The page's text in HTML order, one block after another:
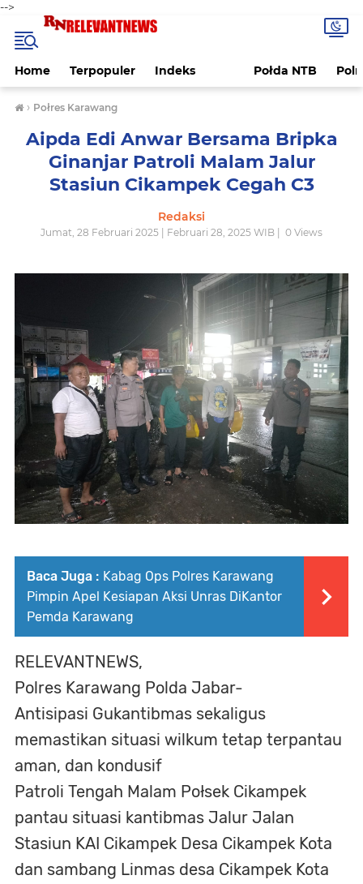
-->
Home Terpopuler Indeks Połda NTB
› Połres Karawang
Aipda Edi Anwar Bersama Bripka
Ginanjar Patroli Malam Jalur
Stasiun Cikampek Cegah C3
Redaksi
Jumat, 28 Februari 2025 | Februari 28, 2025 WIB | 0 Views
Baca Juga : Kabag Ops Polres Karawang
Pimpin Apel Kesiapan Aksi Unras DiKantor
Pemda Karawang
RELEVANTNEWS,
Polres Karawang Polda Jabar-
Antisipasi Gukantibmas sekaligus
memastikan situasi wilkum tetap terpantau
aman, dan kondusif
Patroli Tengah Malam Połsek Cikampek
pantau situasi kantibmas Jalur Jalan
Stasiun KAI Cikampek Desa Cikampek Kota
dan sambang Linmas desa Cikampek Kota